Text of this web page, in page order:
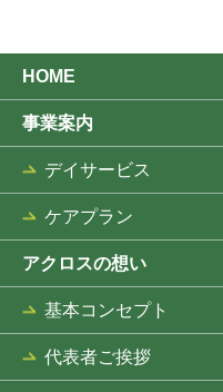
HOME
事業案内
デイサービス
ケアプラン
アクロスの想い
基本コンセプト
代表者ご挨拶